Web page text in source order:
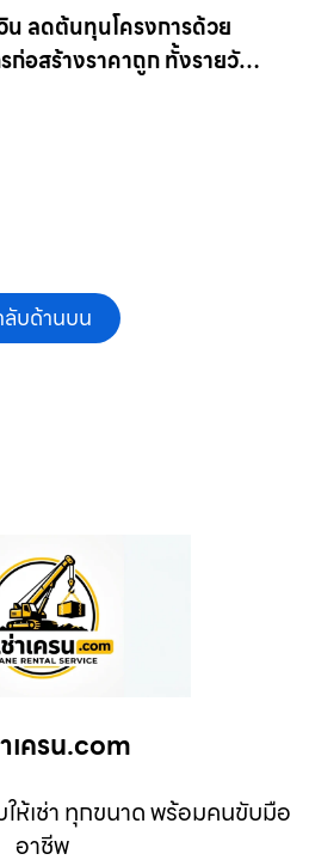
น ลดต้นทุนโครงการด้วย
รก่อสร้างราคาถูก ทั้งรายวัน
บด้านบน
เครน.com
ให้เช่า ทุกขนาด พร้อมคนขับมือ
อาชีพ